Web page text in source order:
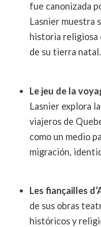
fue canonizada
Lasnier muestra
historia religiosa
de su tierra natal.
Le jeu de la
Lasnier explora
viajeros de
como un medio
migración,
Les fiançailles
de sus obras
históricos y